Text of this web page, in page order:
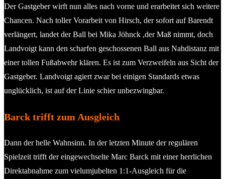
Der Gastgeber wirft nun alles nach vorne und erarbeitet sich weitere
Chancen. Nach toller Vorarbeit von Hirsch, der sofort auf Barendt
verlängert, landet der Ball bei Mika Jöhnck ,der Maß nimmt, doch
Landvoigt kann den scharfen geschossenen Ball aus Nahdistanz mit
einer tollen Fußabwehr klären. Es ist zum Verzweifeln aus Sicht der
Gastgeber. Landvoigt agiert zwar bei einigen Standards etwas
unglücklich, ist auf der Linie schier unbezwingbar.
Barck trifft zum Ausgleich
Dann der helle Wahnsinn. In der letzten Minute der regulären
Spielzeit trifft der eingewechselte Marc Barck mit einer herrlichen
Direktabnahme zum vielumjubelten 1:1-Ausgleich für die